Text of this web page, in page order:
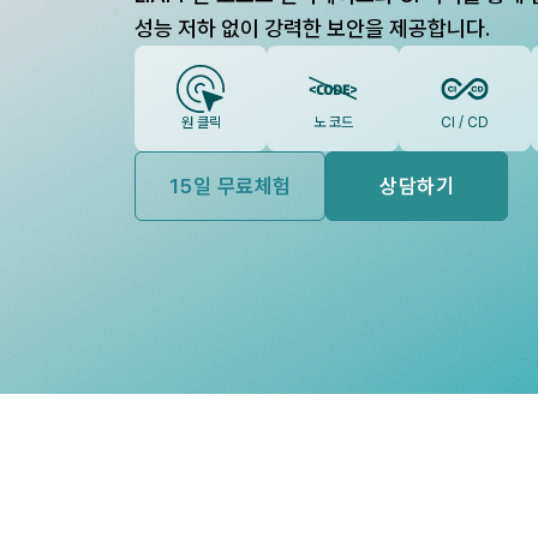
성능 저하 없이 강력한 보안을 제공합니다.
원 클릭 노 코드 CI / CD
15일 무료체험 상담하기